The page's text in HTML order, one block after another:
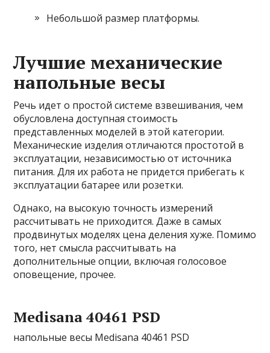
Небольшой размер платформы.
Лучшие механические
напольные весы
Речь идет о простой системе взвешивания, чем
обусловлена доступная стоимость
представленных моделей в этой категории.
Механические изделия отличаются простотой в
эксплуатации, независимостью от источника
питания. Для их работа не придется прибегать к
эксплуатации батарее или розетки.
Однако, на высокую точность измерений
рассчитывать не приходится. Даже в самых
продвинутых моделях цена деления хуже. Помимо
того, нет смысла рассчитывать на
дополнительные опции, включая голосовое
оповещение, прочее.
Medisana 40461 PSD
напольные весы Medisana 40461 PSD